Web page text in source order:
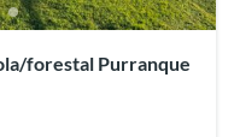
forestal Purranque